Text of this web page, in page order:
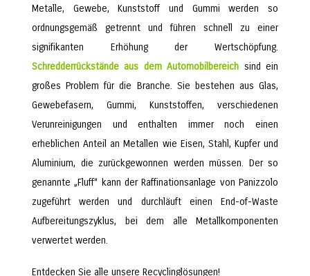
Metalle, Gewebe, Kunststoff und Gummi werden so
ordnungsgemäß getrennt und führen schnell zu einer
signifikanten Erhöhung der Wertschöpfung.
Schredderrückstände aus dem Automobilbereich sind ein
großes Problem für die Branche. Sie bestehen aus Glas,
Gewebefasern, Gummi, Kunststoffen, verschiedenen
Verunreinigungen und enthalten immer noch einen
erheblichen Anteil an Metallen wie Eisen, Stahl, Kupfer und
Aluminium, die zurückgewonnen werden müssen. Der so
genannte „Fluff“ kann der Raffinationsanlage von Panizzolo
zugeführt werden und durchläuft einen End-of-Waste
Aufbereitungszyklus, bei dem alle Metallkomponenten
verwertet werden.
Entdecken Sie alle unsere Recyclinglösungen!